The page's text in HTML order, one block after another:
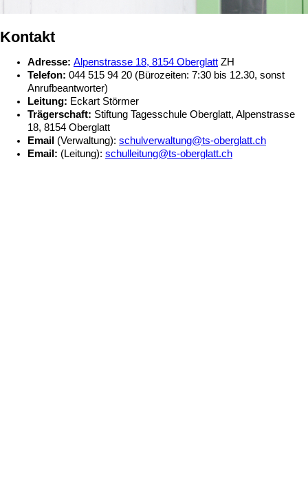
Kontakt
Adresse: Alpenstrasse 18, 8154 Oberglatt ZH
Telefon: 044 515 94 20 (Bürozeiten: 7:30 bis 12.30, sonst
Anrufbeantworter)
Leitung: Eckart Störmer
Trägerschaft: Stiftung Tagesschule Oberglatt, Alpenstrasse
18, 8154 Oberglatt
Email (Verwaltung): schulverwaltung@ts-oberglatt.ch
Email: (Leitung): schulleitung@ts-oberglatt.ch